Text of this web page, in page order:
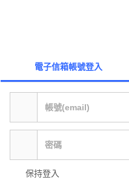
電子信箱帳號登入
保持登入